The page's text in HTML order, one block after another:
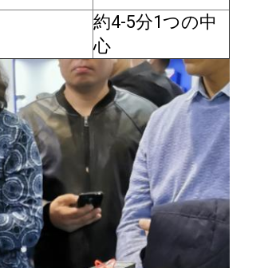
約4-5分1つの中
心